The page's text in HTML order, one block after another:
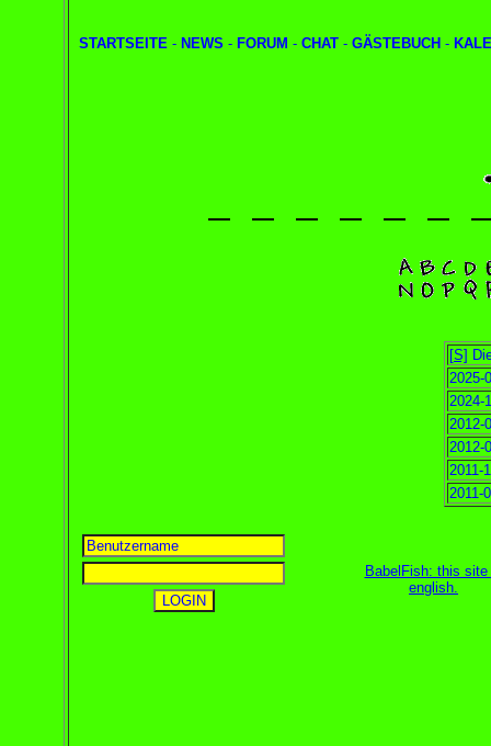
STARTSEITE - NEWS - FORUM - CHAT - GÄSTEBUCH -
[S]
2025-
2024-
2012-
2012-
2011-
2011-
BabelFish: this site
english.